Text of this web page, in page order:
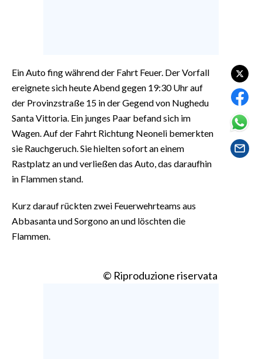
#CARAUNIONE
INSULARITÀ
FOTO
VIDEO
ABBONATI
ANNUNCI
Ein Auto fing während der Fahrt Feuer. Der Vorfall
ereignete sich heute Abend gegen 19:30 Uhr auf
der Provinzstraße 15 in der Gegend von Nughedu
Santa Vittoria. Ein junges Paar befand sich im
Wagen. Auf der Fahrt Richtung Neoneli bemerkten
sie Rauchgeruch. Sie hielten sofort an einem
Rastplatz an und verließen das Auto, das daraufhin
in Flammen stand.
Kurz darauf rückten zwei Feuerwehrteams aus
Abbasanta und Sorgono an und löschten die
Flammen.
© Riproduzione riservata